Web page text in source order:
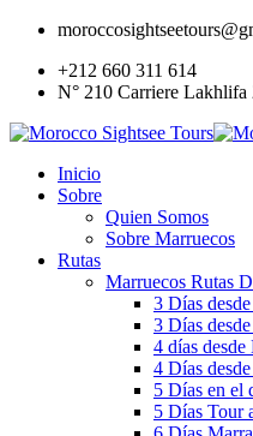
+212 660 311 614
N° 210 Carriere Lakhlifa
Inicio
Sobre
Quien Somos
Sobre Marruecos
Rutas
Marruecos Rutas
3 Días
3 Días
4 días
4 Días
5 Días en el
5 Días Tour